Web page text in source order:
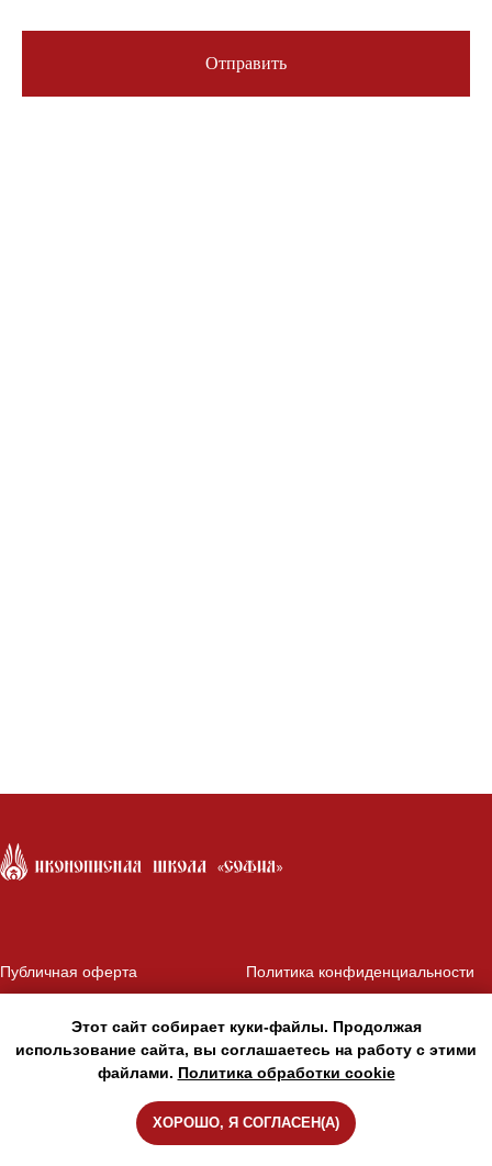
Отправить
Публичная оферта
Политика конфиденциальности
перс.данных
Этот сайт собирает куки-файлы. Продолжая
использование сайта, вы соглашаетесь на работу с этими
файлами. Политика обработки cookie
ХОРОШО, Я СОГЛАСЕН(А)